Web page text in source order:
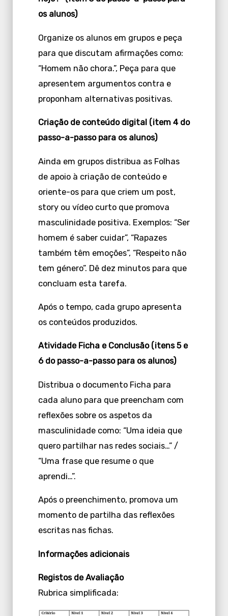
os alunos)
Organize os alunos em grupos e peça
para que discutam afirmações como:
“Homem não chora.”, Peça para que
apresentem argumentos contra e
proponham alternativas positivas.
Criação de conteúdo digital (item 4 do
passo-a-passo para os alunos)
Ainda em grupos distribua as Folhas
de apoio à criação de conteúdo e
oriente-os para que criem um post,
story ou vídeo curto que promova
masculinidade positiva. Exemplos: “Ser
homem é saber cuidar”, “Rapazes
também têm emoções”, “Respeito não
tem género”. Dê dez minutos para que
concluam esta tarefa.
Após o tempo, cada grupo apresenta
os conteúdos produzidos.
Atividade Ficha e Conclusão (itens 5 e
6 do passo-a-passo para os alunos)
Distribua o documento Ficha para
cada aluno para que preencham com
reflexões sobre os aspetos da
masculinidade como: “Uma ideia que
quero partilhar nas redes sociais…” /
“Uma frase que resume o que
aprendi…”.
Após o preenchimento, promova um
momento de partilha das reflexões
escritas nas fichas.
Informações adicionais
Registos de Avaliação
Rubrica simplificada: